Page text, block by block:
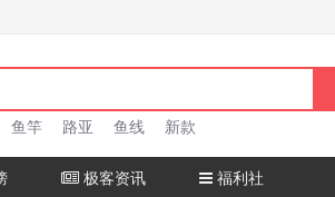
鱼竿 路亚 鱼线 新款
极客资讯 福利社